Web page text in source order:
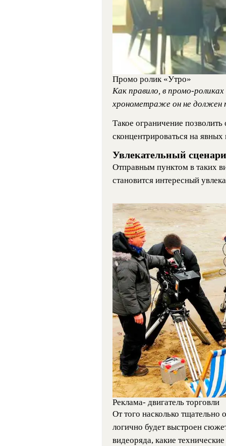
Промо ролик «Утро»
Как правило, в промо-
хронометраже он не
Такое ограничение
сконцентрироваться на
Увлекательный
Отправным пунктом в таких
становится интересный
Реклама- двигатель торговли
От того насколько тщательно
логично будет выстроен
видеоряда, какие